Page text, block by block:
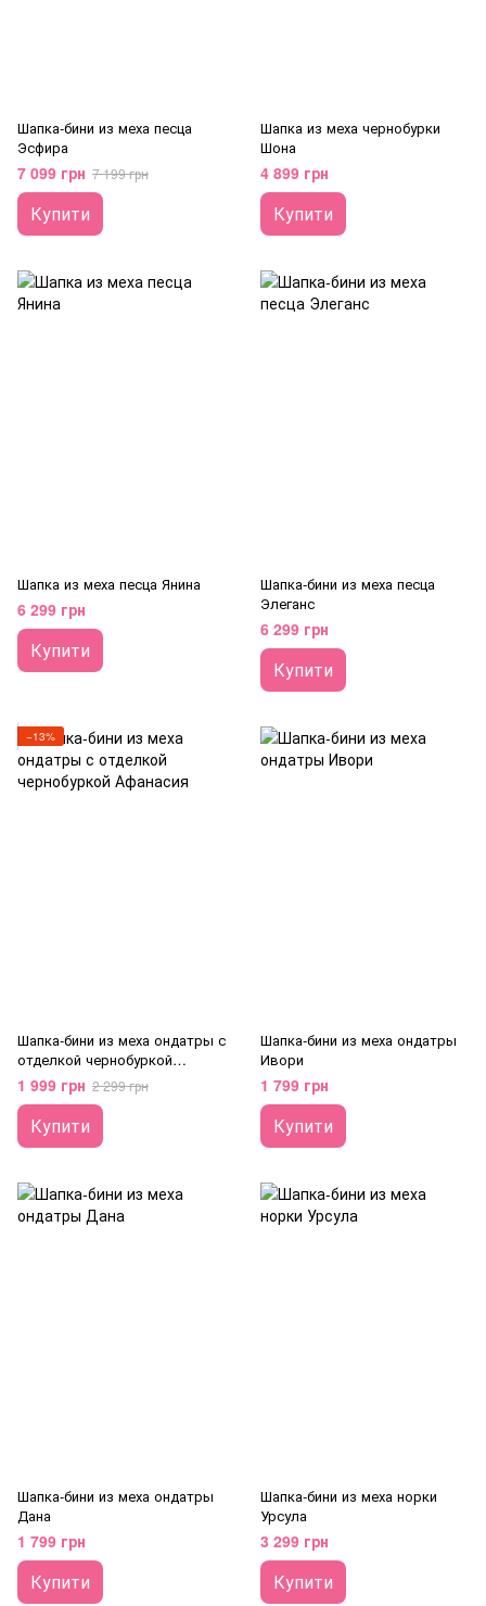
Шапка-бини из меха песца
Эсфира
7 099 грн 7 199 грн
Купити
Шапка из меха чернобурки
Шона
4 899 грн
Купити
Шапка из меха песца Янина
6 299 грн
Купити
Шапка-бини из меха песца
Элеганс
6 299 грн
Купити
−13%
Шапка-бини из меха ондатры с
отделкой чернобуркой
Афанасия
1 999 грн 2 299 грн
Купити
Шапка-бини из меха ондатры
Ивори
1 799 грн
Купити
Шапка-бини из меха ондатры
Дана
1 799 грн
Купити
Шапка-бини из меха норки
Урсула
3 299 грн
Купити